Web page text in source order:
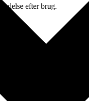
efter brug.
og vores
på at forbedre vores